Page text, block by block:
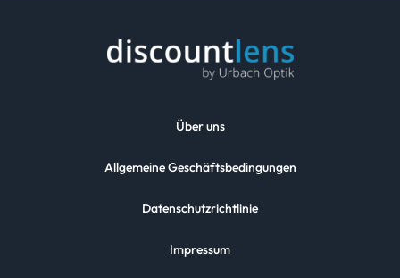
Über uns
Allgemeine Geschäftsbedingungen
Datenschutzrichtlinie
Impressum